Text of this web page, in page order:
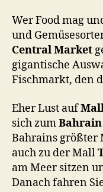
Wer Food mag
und
Central Market
gigantische
Fischmarkt, den
Eher Lust auf
sich zumBahrain
Bahrains größter
auch zu der Mall
am Meer sitzen
Danach fahren